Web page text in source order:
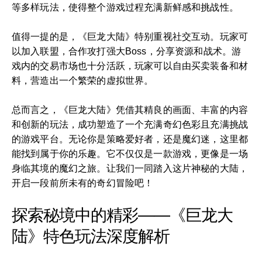
等多样玩法，使得整个游戏过程充满新鲜感和挑战性。
值得一提的是，《巨龙大陆》特别重视社交互动。玩家可
以加入联盟，合作攻打强大Boss，分享资源和战术。游
戏内的交易市场也十分活跃，玩家可以自由买卖装备和材
料，营造出一个繁荣的虚拟世界。
总而言之，《巨龙大陆》凭借其精良的画面、丰富的内容
和创新的玩法，成功塑造了一个充满奇幻色彩且充满挑战
的游戏平台。无论你是策略爱好者，还是魔幻迷，这里都
能找到属于你的乐趣。它不仅仅是一款游戏，更像是一场
身临其境的魔幻之旅。让我们一同踏入这片神秘的大陆，
开启一段前所未有的奇幻冒险吧！
探索秘境中的精彩——《巨龙大
陆》特色玩法深度解析